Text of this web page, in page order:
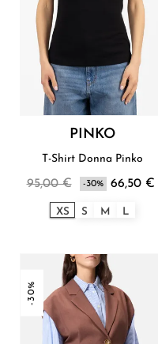
PINKO
T-Shirt Donna Pinko
95,00 € -30% 66,50 €
XS S M L
-30%